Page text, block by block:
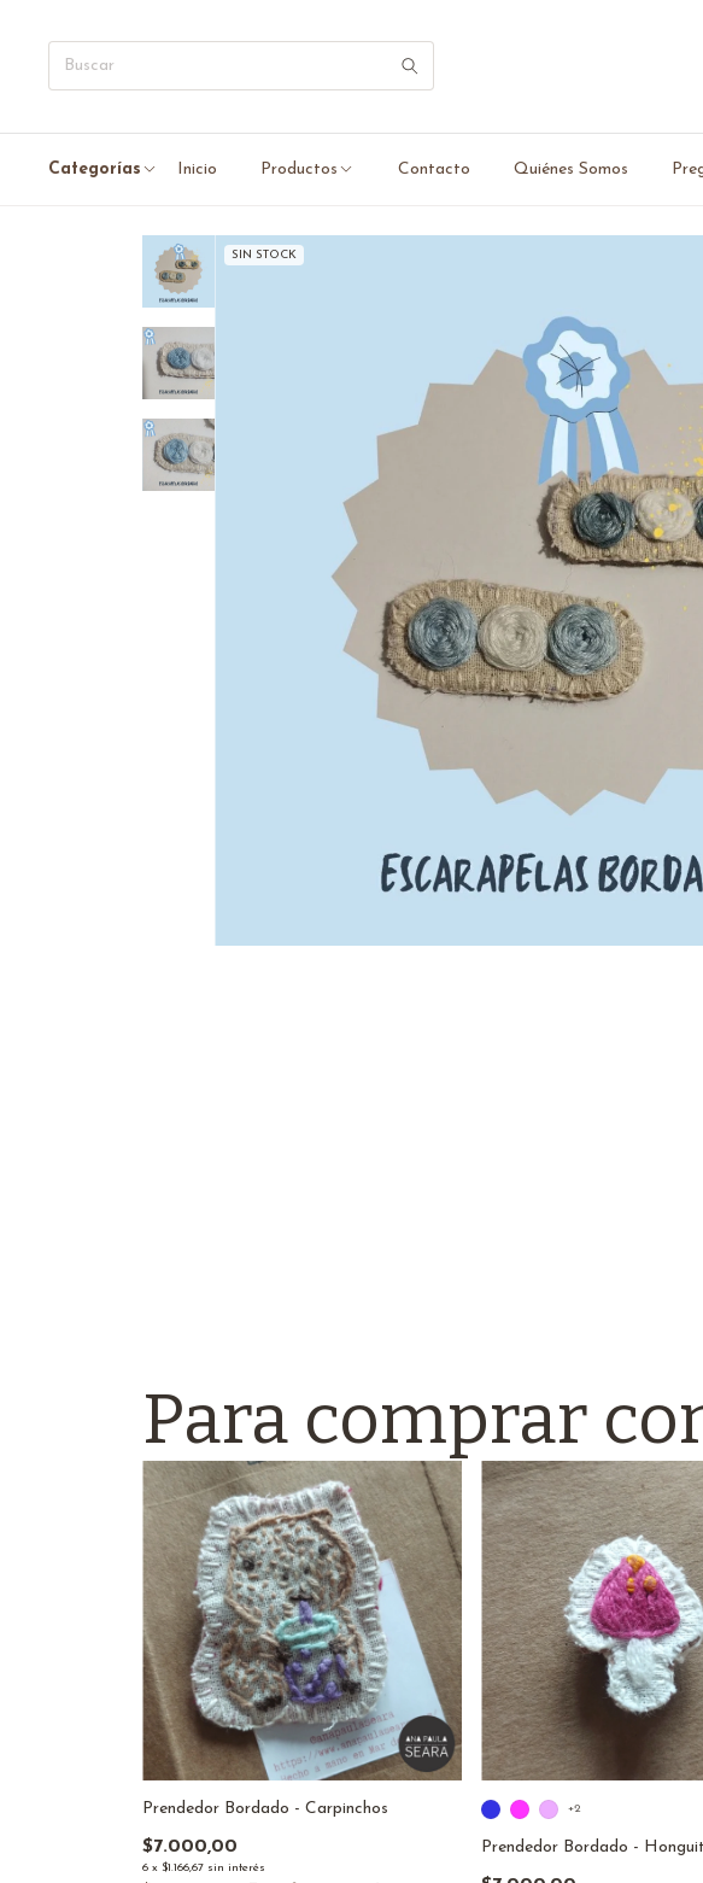
Categorías Inicio Productos Contacto Quiénes Somos
SIN STOCK
Para comprar
Prendedor Bordado - Carpinchos
$7.000,00
6 x $1.166,67 sin interés
Prendedor Bordado -
+2